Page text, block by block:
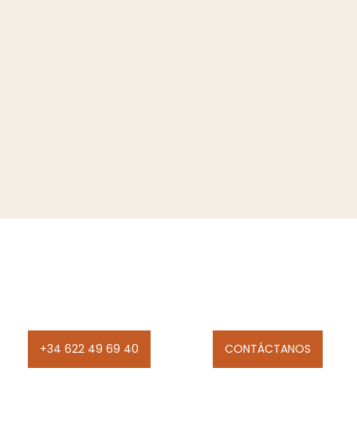
+34 622 49 69 40 CONTÁCTANOS